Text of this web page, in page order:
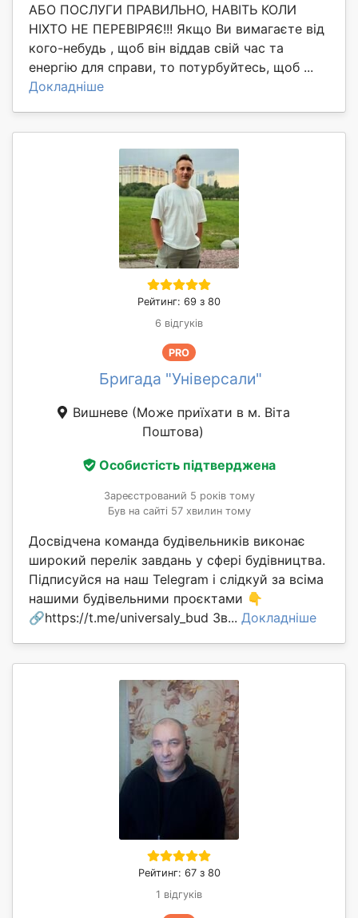
АБО ПОСЛУГИ ПРАВИЛЬНО, НАВІТЬ КОЛИ
НІХТО НЕ ПЕРЕВІРЯЄ!!! Якщо Ви вимагаєте від
кого-небудь , щоб він віддав свій час та
енергію для справи, то потурбуйтесь, щоб ...
Докладніше
Рейтинг: 69 з 80
6 відгуків
PRO
Бригада "Універсали"
Вишневе (Може приїхати в м. Віта
Поштова)
Особистість підтверджена
Зареєстрований 5 років тому
Був на сайті 57 хвилин тому
Досвідчена команда будівельників виконає
широкий перелік завдань у сфері будівництва.
Підписуйся на наш Telegram і слідкуй за всіма
нашими будівельними проєктами 👇
🔗https://t.me/universaly_bud Зв... Докладніше
Рейтинг: 67 з 80
1 відгуків